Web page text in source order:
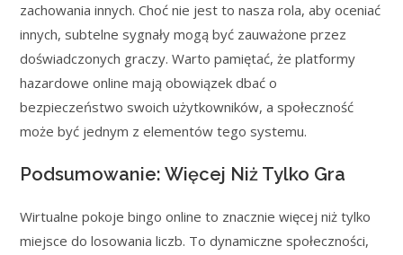
zachowania innych. Choć nie jest to nasza rola, aby oceniać
innych, subtelne sygnały mogą być zauważone przez
doświadczonych graczy. Warto pamiętać, że platformy
hazardowe online mają obowiązek dbać o
bezpieczeństwo swoich użytkowników, a społeczność
może być jednym z elementów tego systemu.
Podsumowanie: Więcej Niż Tylko Gra
Wirtualne pokoje bingo online to znacznie więcej niż tylko
miejsce do losowania liczb. To dynamiczne społeczności,